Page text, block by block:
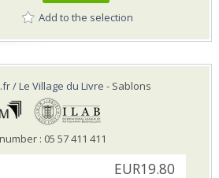
Add to the selection
/ Le Village du Livre - Sablons
: 05 57 411 411
EUR19.80